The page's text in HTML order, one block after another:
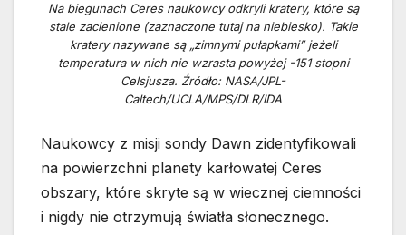
Na biegunach Ceres naukowcy odkryli kratery, które są
stale zacienione (zaznaczone tutaj na niebiesko). Takie
kratery nazywane są „zimnymi pułapkami” jeżeli
temperatura w nich nie wzrasta powyżej -151 stopni
Celsjusza. Źródło: NASA/JPL-
Caltech/UCLA/MPS/DLR/IDA
Naukowcy z misji sondy Dawn zidentyfikowali
na powierzchni planety karłowatej Ceres
obszary, które skryte są w wiecznej ciemności
i nigdy nie otrzymują światła słonecznego.